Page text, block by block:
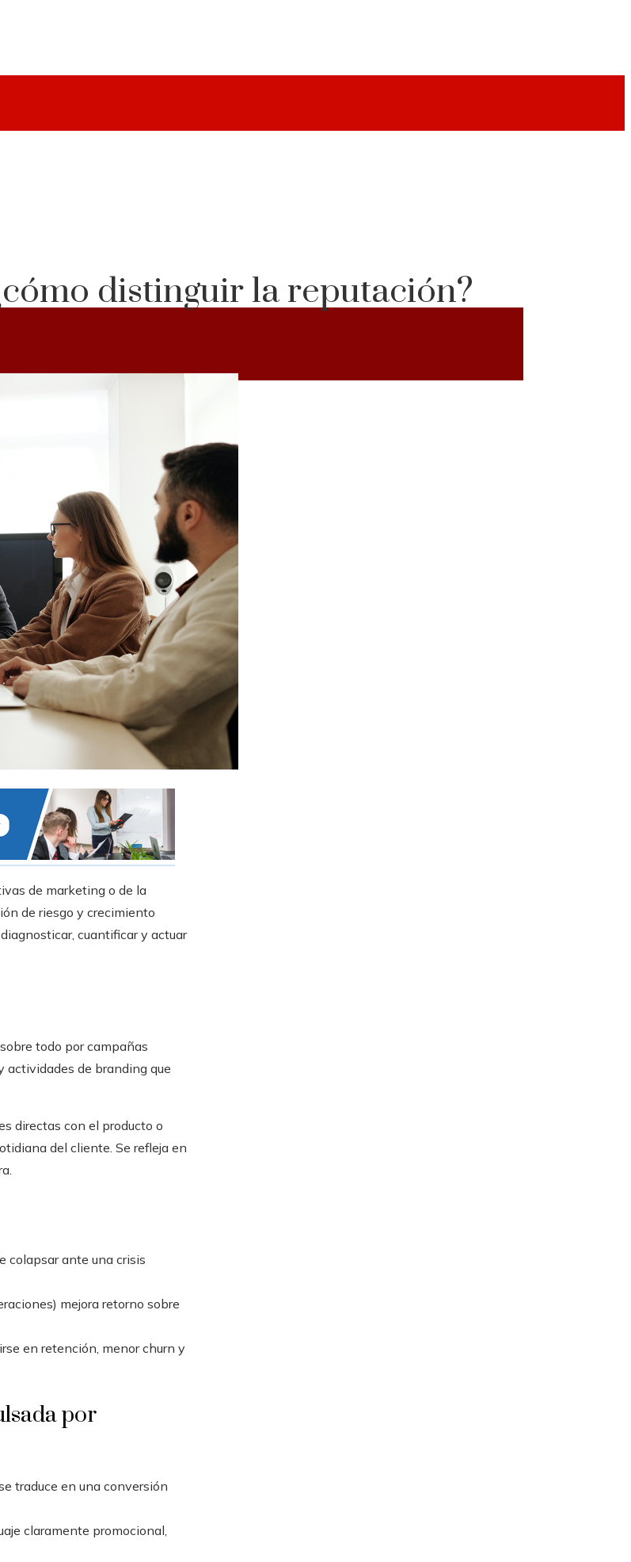
distinguir la reputación?
de marketing o de la
de riesgo y crecimiento
cuantificar y actuar
todo por campañas
actividades de branding que
directas con el producto o
del cliente. Se refleja en
colapsar ante una crisis
mejora retorno sobre
en retención, menor churn y
por
traduce en una conversión
claramente promocional,